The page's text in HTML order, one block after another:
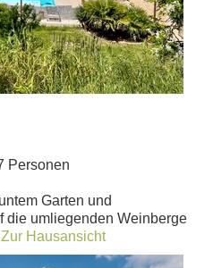
Personen
Garten und
die umliegenden Weinberge
Zur Hausansicht